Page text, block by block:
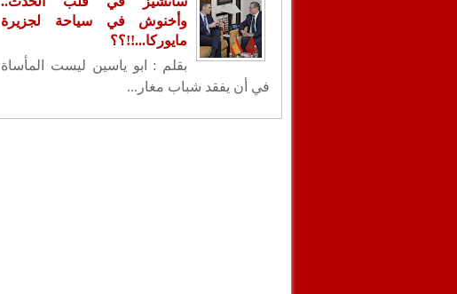
وأخنوش في سياحة لجزيرة
مايوركا...!!؟؟
بقلم : ابو ياسين ليست المأساة
في أن يفقد شباب مغار...